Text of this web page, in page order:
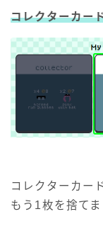
コレクターカー
コレクターカー
もう1枚を捨てま